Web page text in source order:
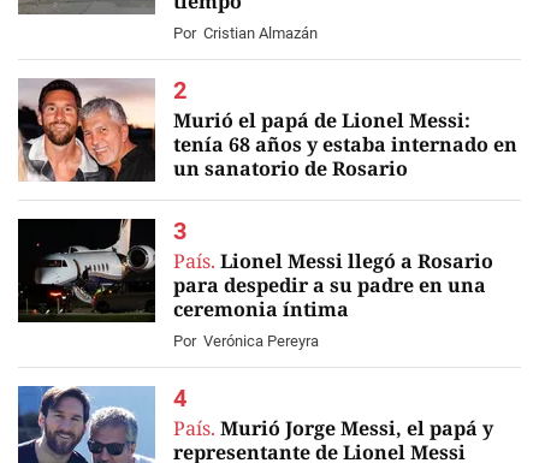
Por Cristian Almazán
EN VIVO
Murió el papá de Lionel Messi:
tenía 68 años y estaba internado en
un sanatorio de Rosario
País. Lionel Messi llegó a Rosario
para despedir a su padre en una
ceremonia íntima
Por Verónica Pereyra
País. Murió Jorge Messi, el papá y
representante de Lionel Messi